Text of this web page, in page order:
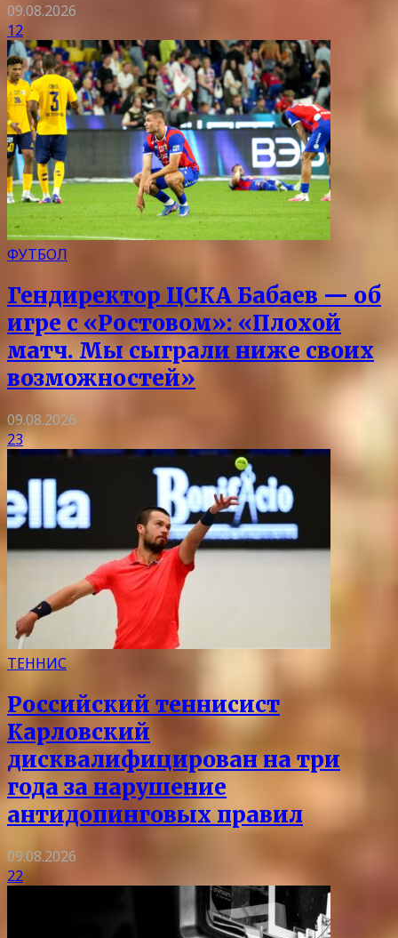
09.08.2026
12
ФУТБОЛ
Гендиректор ЦСКА Бабаев — об
игре с «Ростовом»: «Плохой
матч. Мы сыграли ниже своих
возможностей»
09.08.2026
23
ТЕННИС
Российский теннисист
Карловский
дисквалифицирован на три
года за нарушение
антидопинговых правил
09.08.2026
22